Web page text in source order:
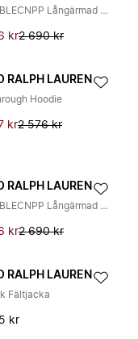
LSCABLECNPP Långärmad Tröja
kr2 690 kr
RALPH LAUREN
Hoodie
kr2 576 kr
RALPH LAUREN
LSCABLECNPP Långärmad Tröja
kr2 690 kr
RALPH LAUREN
Fältjacka
kr